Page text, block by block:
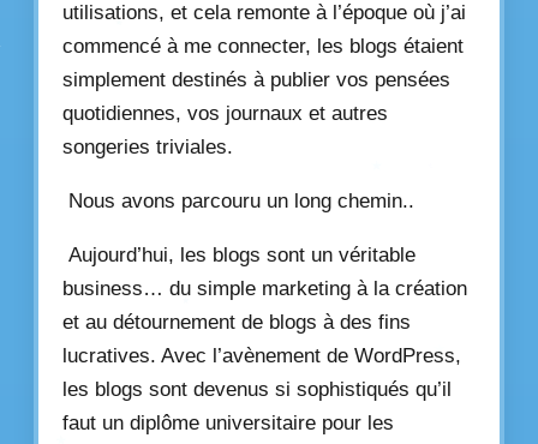
utilisations, et cela remonte à l’époque où j’ai
commencé à me connecter, les blogs étaient
simplement destinés à publier vos pensées
quotidiennes, vos journaux et autres
songeries triviales.
Nous avons parcouru un long chemin..
Aujourd’hui, les blogs sont un véritable
business… du simple marketing à la création
et au détournement de blogs à des fins
lucratives. Avec l’avènement de WordPress,
les blogs sont devenus si sophistiqués qu’il
faut un diplôme universitaire pour les